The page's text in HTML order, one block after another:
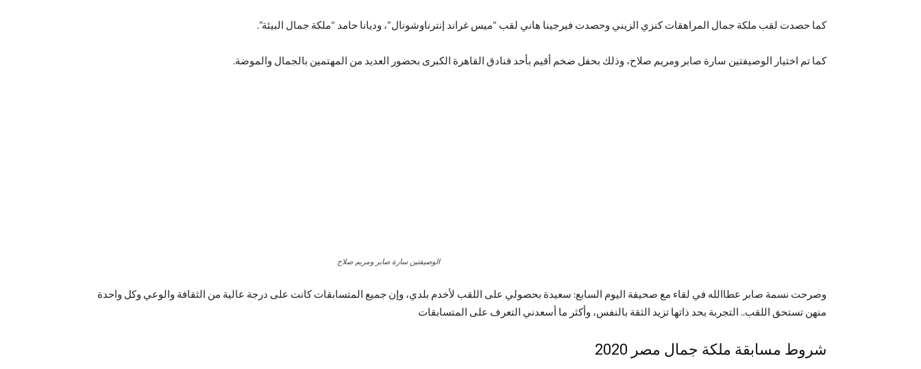
كما حصدت لقب ملكة جمال المراهقات كنزي الزيني وحصدت فيرجينا هاني لقب “ميس غراند إنترناوشونال”، وديانا حامد “ملكة جمال البيئة”.
كما تم اختيار الوصيفتين سارة صابر ومريم صلاح، وذلك بحفل ضخم أقيم بأحد فنادق القاهرة الكبرى بحضور العديد من المهتمين بالجمال والموضة.
الوصيفتين سارة صابر ومريم صلاح
وصرحت نسمة صابر عطاالله في لقاء مع صحيفة اليوم السابع: سعيدة بحصولي على اللقب لأخدم بلدي، وإن جميع المتسابقات كانت على درجة عالية من الثقافة والوعي وكل واحدة
منهن تستحق اللقب.. التجربة بحد ذاتها تزيد الثقة بالنفس، وأكثر ما أسعدني التعرف على المتسابقات
شروط مسابقة ملكة جمال مصر 2020